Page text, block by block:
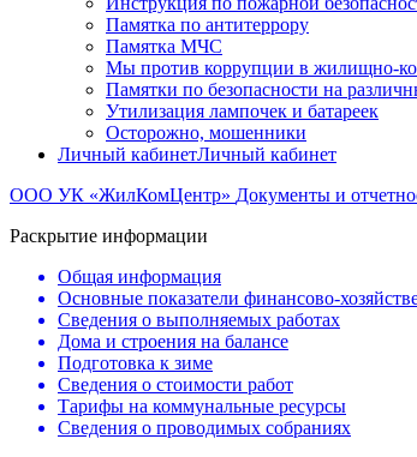
Памятка по антитеррору
Памятка МЧС
Мы против коррупции в жилищно-
Памятки по безопасности на
Утилизация лампочек и батареек
Осторожно, мошенники
Личный кабинетЛичный кабинет
ООО УК «ЖилКомЦентр» Документы и
Раскрытие информации
Общая информация
Основные показатели финансово-
Сведения о выполняемых работах
Дома и строения на балансе
Подготовка к зиме
Сведения о стоимости работ
Тарифы на коммунальные ресурсы
Сведения о проводимых собраниях